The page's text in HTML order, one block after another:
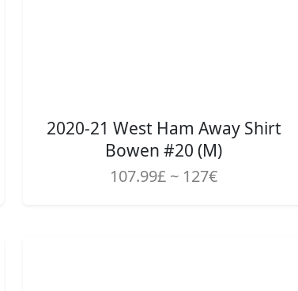
2020-21 West Ham Away Shirt
Bowen #20 (M)
107.99£ ~ 127€